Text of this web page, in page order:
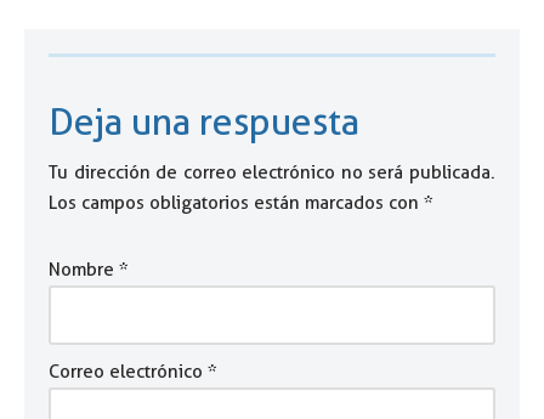
Deja una respuesta
Tu dirección de correo electrónico no será publicada.
Los campos obligatorios están marcados con *
Nombre *
Correo electrónico *